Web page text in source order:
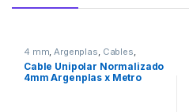
4 mm,Argenplas, Cables,
Marcas,Seguridad
Cable Unipolar Normalizado
4mm Argenplas x Metro